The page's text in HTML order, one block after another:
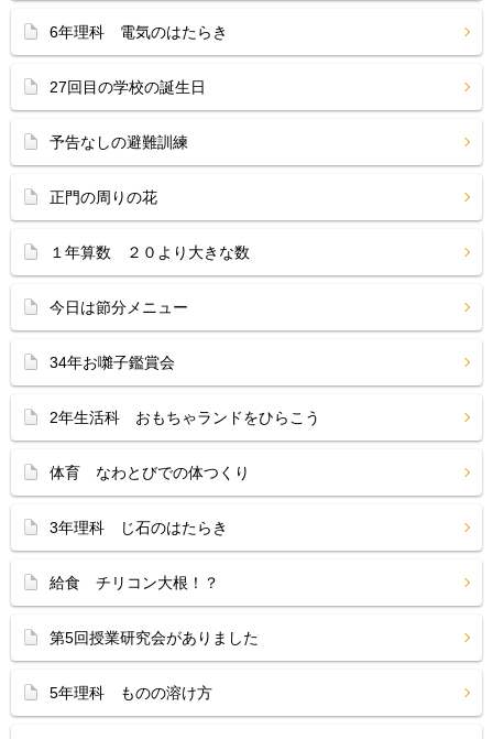
6年理科 電気のはたらき
27回目の学校の誕生日
予告なしの避難訓練
正門の周りの花
１年算数 ２０より大きな数
今日は節分メニュー
34年お囃子鑑賞会
2年生活科 おもちゃランドをひらこう
体育 なわとびでの体つくり
3年理科 じ石のはたらき
給食 チリコン大根！？
第5回授業研究会がありました
5年理科 ものの溶け方